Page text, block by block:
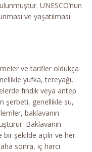
UNESCO’nun
ve yaşatılması
ve tarifler oldukça
yufka, tereyağı,
fındık veya antep
şerbeti, genellikle su,
baklavanın
Baklavanın
şekilde açılır ve her
sonra, iç harcı